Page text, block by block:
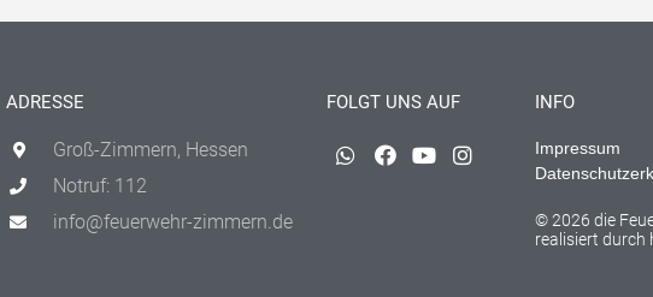
ADRESSE
Groß-Zimmern, Hessen
Notruf: 112
info@feuerwehr-zimmern.de
FOLGT UNS AUF INFO
Impressum
© 2026 die
realisiert durch